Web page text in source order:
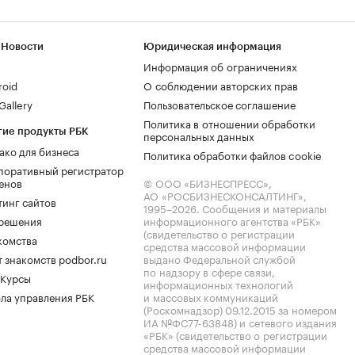
продукты РБК
для бизнеса
регистратор
сайтов
знакомств podbor.ru
управления РБК
Юридическая информация
Информация об ограничениях
О соблюдении авторских прав
Пользовательское соглашение
Политика в отношении обработки
персональных данных
Политика обработки файлов cookie
© ООО «БИЗНЕСПРЕСС»,
АО «РОСБИЗНЕСКОНСАЛТИНГ»,
1995–2026. Сообщения и материалы
информационного агентства «РБК»
(свидетельство о регистрации
средства массовой информации
выдано Федеральной службой
по надзору в сфере связи,
информационных технологий
и массовых коммуникаций
(Роскомнадзор) 09.12.2015 за номером
ИА №ФС77-63848) и сетевого издания
«РБК» (свидетельство о регистрации
средства массовой информации